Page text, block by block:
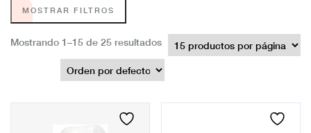
MOSTRAR FILTROS
Mostrando 1–15 de 25 resultados